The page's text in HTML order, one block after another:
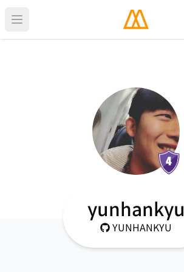
yunhankyu
YUNHANKYU